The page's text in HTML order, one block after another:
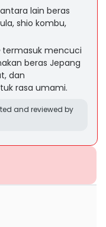
lain beras
shio kombu,
termasuk mencuci
beras Jepang
dan
rasa umami.
and reviewed by